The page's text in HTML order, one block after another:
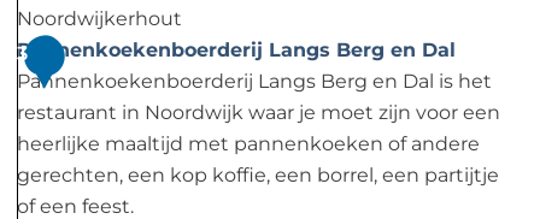
h
e
e
l
s
Noordwijkerhout
R
e
n
t
-
a
3
Pannenkoekenboerderij Langs Berg en Dal
Pannenkoekenboerderij Langs Berg en Dal is het
restaurant in Noordwijk waar je moet zijn voor een
heerlijke maaltijd met pannenkoeken of andere
gerechten, een kop koffie, een borrel, een partijtje
of een feest.